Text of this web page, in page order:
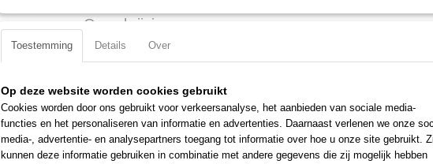
Productcode
610N/12RS
Productcode leverancier
Omschrijving
Toestemming Details Over
Op deze website worden cookies gebruikt
Cookies worden door ons gebruikt voor verkeersanalyse, het aanbieden van sociale media-
functies en het personaliseren van informatie en advertenties. Daarnaast verlenen we onze
media-, advertentie- en analysepartners toegang tot informatie over hoe u onze site gebruikt.
kunnen deze informatie gebruiken in combinatie met andere gegevens die zij mogelijk hebben